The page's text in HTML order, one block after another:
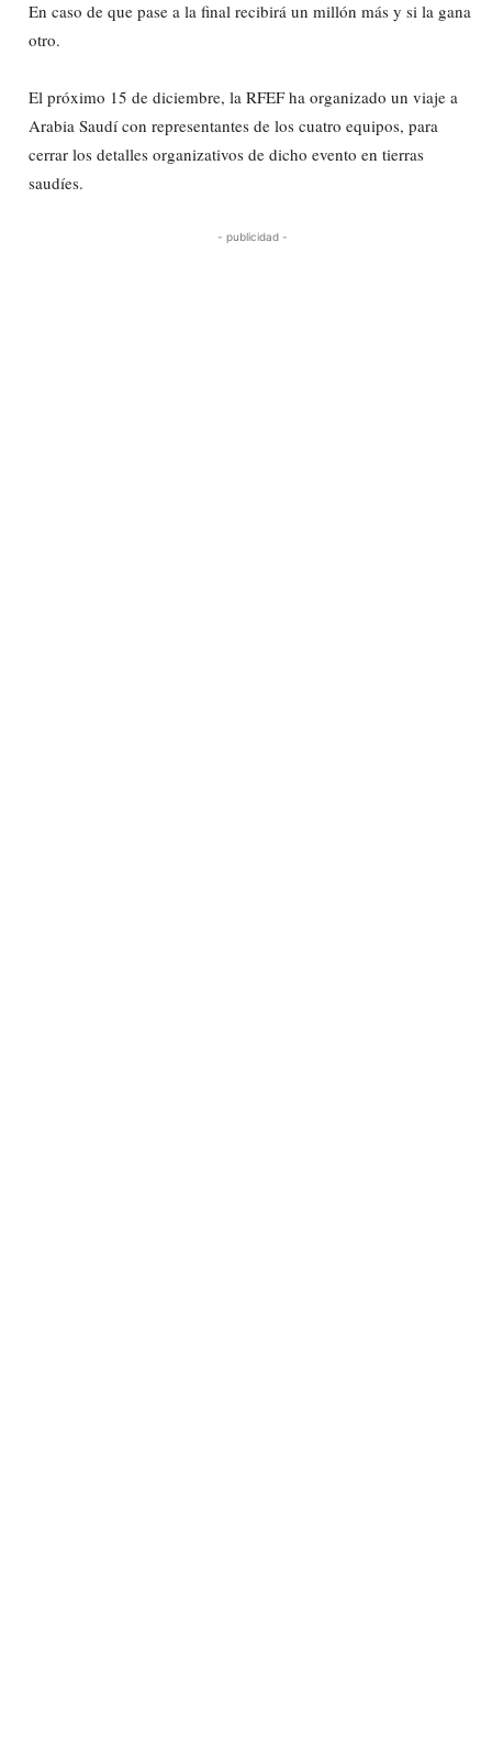
En caso de que pase a la final recibirá un millón más y si la gana
otro.
El próximo 15 de diciembre, la RFEF ha organizado un viaje a
Arabia Saudí con representantes de los cuatro equipos, para
cerrar los detalles organizativos de dicho evento en tierras
saudíes.
- publicidad -